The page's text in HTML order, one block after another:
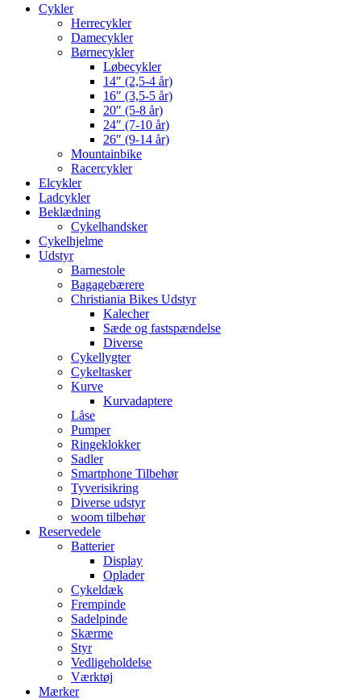
Cykler
Herrecykler
Damecykler
Børnecykler
Løbecykler
14″ (2,5-4 år)
16″ (3,5-5 år)
20″ (5-8 år)
24″ (7-10 år)
26″ (9-14 år)
Mountainbike
Racercykler
Elcykler
Ladcykler
Beklædning
Cykelhandsker
Cykelhjelme
Udstyr
Barnestole
Bagagebærere
Christiania Bikes Udstyr
Kalecher
Sæde og fastspændelse
Diverse
Cykellygter
Cykeltasker
Kurve
Kurvadaptere
Låse
Pumper
Ringeklokker
Sadler
Smartphone Tilbehør
Tyverisikring
Diverse udstyr
woom tilbehør
Reservedele
Batterier
Display
Oplader
Cykeldæk
Frempinde
Sadelpinde
Skærme
Styr
Vedligeholdelse
Værktøj
Mærker